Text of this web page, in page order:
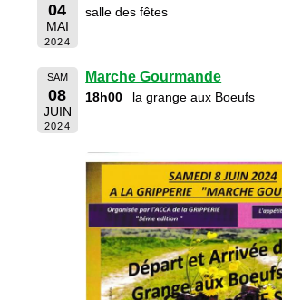
04
MAI
2024
salle des fêtes
SAM
08
JUIN
2024
Marche Gourmande
18h00 la grange aux Boeufs